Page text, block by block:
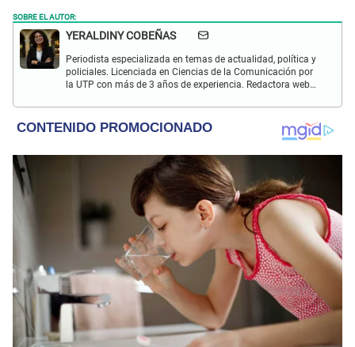
SOBRE EL AUTOR:
YERALDINY COBEÑAS
Periodista especializada en temas de actualidad, política y
policiales. Licenciada en Ciencias de la Comunicación por
la UTP con más de 3 años de experiencia. Redactora web
en temas relacionados con misterios, películas y series
policiales.